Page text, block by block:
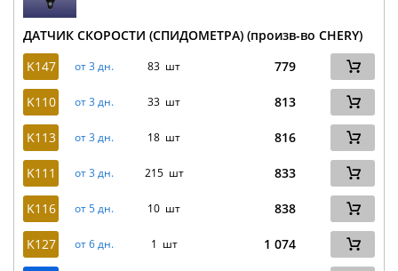
ДАТЧИК СКОРОСТИ (СПИДОМЕТРА) (произв-во CHERY)
K147
от 3 дн. 83 шт 779
K110 от 3 дн. 33 шт 813
K113 от 3 дн. 18 шт 816
K111 от 3 дн. 215 шт 833
K116 от 5 дн. 10 шт 838
K127 от 6 дн. 1 шт 1 074